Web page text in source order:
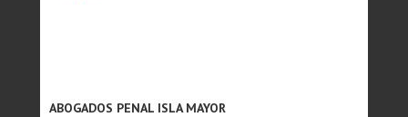
ABOGADOS PENAL ISLA MAYOR